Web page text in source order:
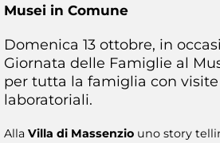
Musei in Comune
Domenica 13 ottobre, in
Giornata delle Famiglie al
per tutta la famiglia con
laboratoriali.
Alla Villa di Massenzio uno story